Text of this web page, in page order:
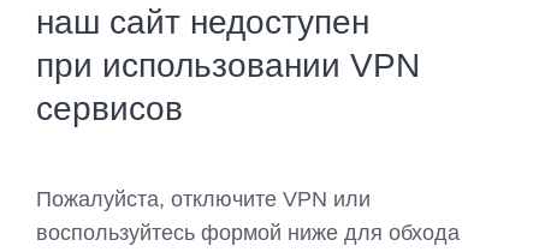
наш сайт недоступен
при использовании VPN
сервисов
Пожалуйста, отключите VPN или
воспользуйтесь формой ниже для обхода